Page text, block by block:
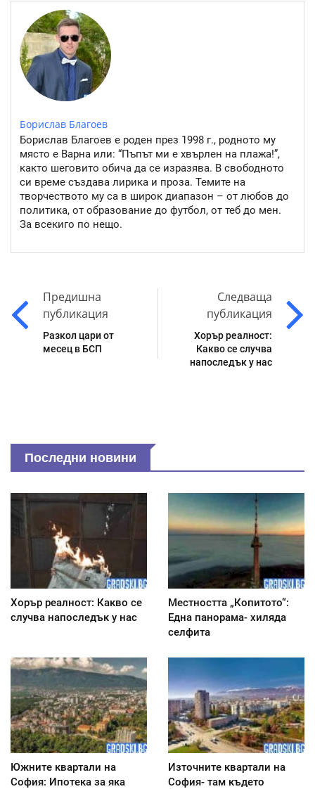
Борислав Благоев
Борислав Благоев е роден през 1998 г., родното му
място е Варна или: “Пъпът ми е хвърлен на плажа!”,
както шеговито обича да се изразява. В свободното
си време създава лирика и проза. Темите на
творчеството му са в широк диапазон – от любов до
политика, от образование до футбол, от теб до мен.
За всекиго по нещо.
Предишна
публикация
Разкол цари от
месец в БСП
Следваща
публикация
Хорър реалност:
Какво се случва
напоследък у нас
Последни новини
Хорър реалност: Какво се
случва напоследък у нас
Местността „Копитото“:
Една панорама- хиляда
селфита
Южните квартали на
София: Ипотека за яка
Източните квартали на
София- там където